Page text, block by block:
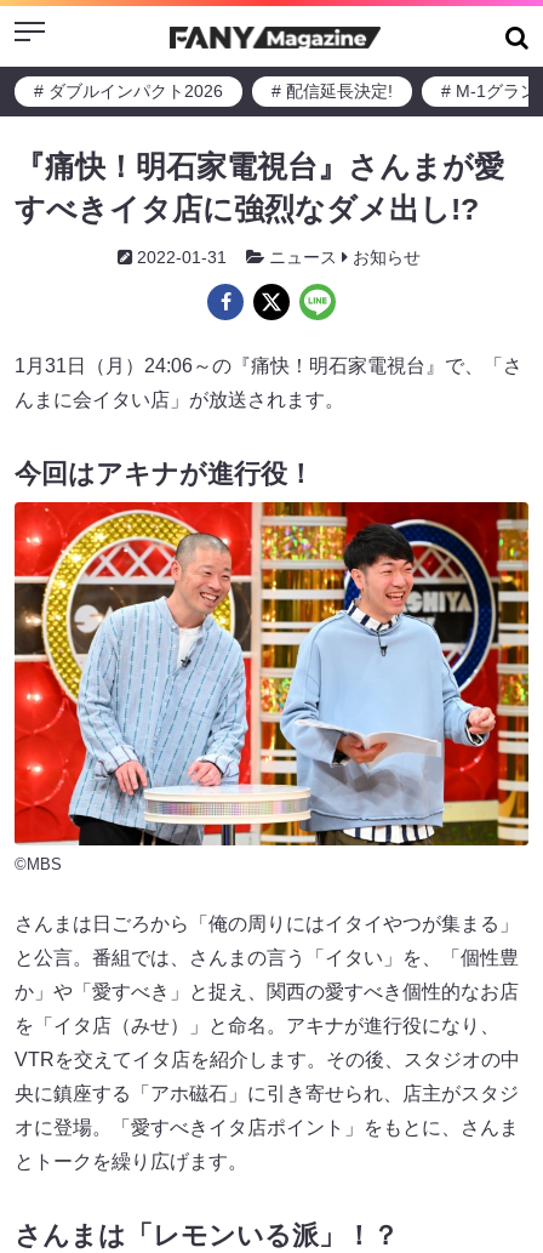
Menu
# ダブルインパクト2026 # 配信延長決定! # M-1グラン
『痛快！明石家電視台』さんまが愛
すべきイタ店に強烈なダメ出し!?
2022-01-31 ニュース お知らせ
1月31日（月）24:06～の『痛快！明石家電視台』で、「さ
んまに会イタい店」が放送されます。
今回はアキナが進行役！
©MBS
さんまは日ごろから「俺の周りにはイタイやつが集まる」
と公言。番組では、さんまの言う「イタい」を、「個性豊
か」や「愛すべき」と捉え、関西の愛すべき個性的なお店
を「イタ店（みせ）」と命名。アキナが進行役になり、
VTRを交えてイタ店を紹介します。その後、スタジオの中
央に鎮座する「アホ磁石」に引き寄せられ、店主がスタジ
オに登場。「愛すべきイタ店ポイント」をもとに、さんま
とトークを繰り広げます。
さんまは「レモンいる派」！？